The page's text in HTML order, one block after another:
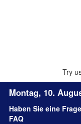
Try
Montag, 10.
Haben Sie eine
FAQ